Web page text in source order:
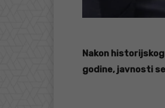
Nakon
godine, javnosti